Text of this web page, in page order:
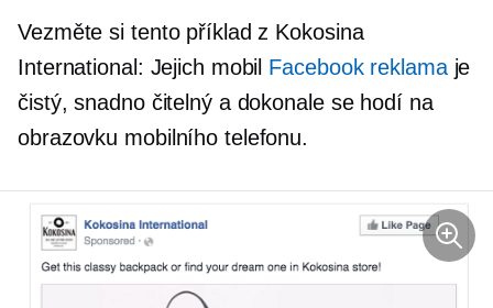
Vezměte si tento příklad z Kokosina
International: Jejich mobil Facebook reklamaje
čistý, snadno čitelný a dokonale se hodí na
obrazovku mobilního telefonu.